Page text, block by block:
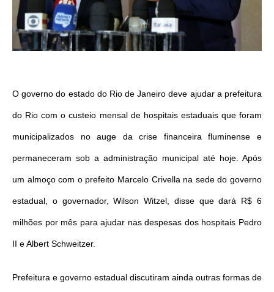
O governo do estado do Rio de Janeiro deve ajudar a prefeitura
do Rio com o custeio mensal de hospitais estaduais que foram
municipalizados no auge da crise financeira fluminense e
permaneceram sob a administração municipal até hoje. Após
um almoço com o prefeito Marcelo Crivella na sede do governo
estadual, o governador, Wilson Witzel, disse que dará R$ 6
milhões por mês para ajudar nas despesas dos hospitais Pedro
II e Albert Schweitzer.
Prefeitura e governo estadual discutiram ainda outras formas de